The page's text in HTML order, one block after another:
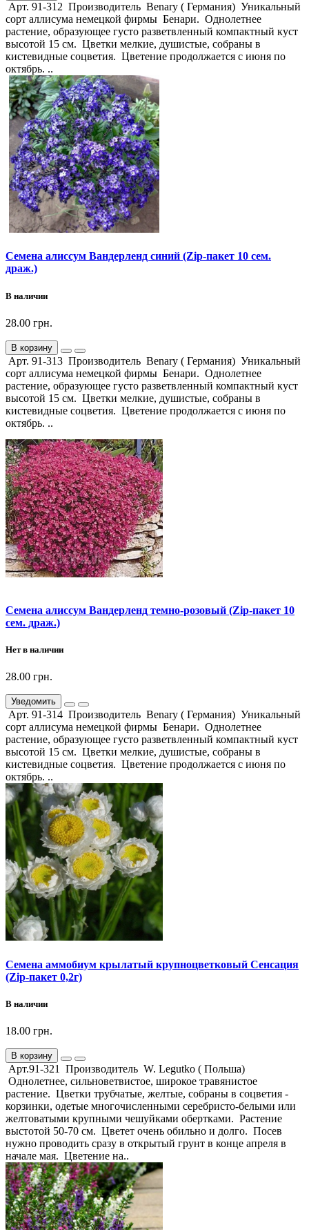
Арт. 91-312 Производитель Benary ( Германия) Уникальный
сорт аллисума немецкой фирмы Бенари. Однолетнее
растение, образующее густо разветвленный компактный куст
высотой 15 см. Цветки мелкие, душистые, собраны в
кистевидные соцветия. Цветение продолжается с июня по
октябрь. ..
Семена алиссум Вандерленд синий (Zip-пакет 10 сем.
драж.)
В наличии
28.00 грн.
В корзину
Арт. 91-313 Производитель Benary ( Германия) Уникальный
сорт аллисума немецкой фирмы Бенари. Однолетнее
растение, образующее густо разветвленный компактный куст
высотой 15 см. Цветки мелкие, душистые, собраны в
кистевидные соцветия. Цветение продолжается с июня по
октябрь. ..
Семена алиссум Вандерленд темно-розовый (Zip-пакет 10
сем. драж.)
Нет в наличии
28.00 грн.
Уведомить
Арт. 91-314 Производитель Benary ( Германия) Уникальный
сорт аллисума немецкой фирмы Бенари. Однолетнее
растение, образующее густо разветвленный компактный куст
высотой 15 см. Цветки мелкие, душистые, собраны в
кистевидные соцветия. Цветение продолжается с июня по
октябрь. ..
Семена аммобиум крылатый крупноцветковый Сенсация
(Zip-пакет 0,2г)
В наличии
18.00 грн.
В корзину
Арт.91-321 Производитель W. Legutko ( Польша)
Однолетнее, сильноветвистое, широкое травянистое
растение. Цветки трубчатые, желтые, собраны в соцветия -
корзинки, одетые многочисленными серебристо-белыми или
желтоватыми крупными чешуйками обертками. Растение
выстотой 50-70 см. Цветет очень обильно и долго. Посев
нужно проводить сразу в открытый грунт в конце апреля в
начале мая. Цветение на..